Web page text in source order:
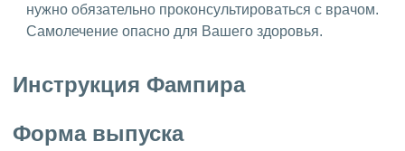
нужно обязательно проконсультироваться с врачом.
Самолечение опасно для Вашего здоровья.
Инструкция Фампира
Форма выпуска